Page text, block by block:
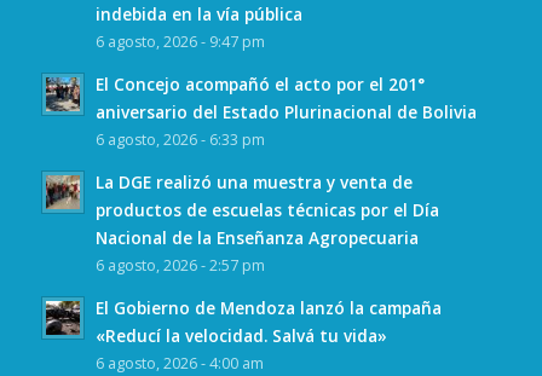
indebida en la vía pública
6 agosto, 2026 - 9:47 pm
El Concejo acompañó el acto por el 201°
aniversario del Estado Plurinacional de Bolivia
6 agosto, 2026 - 6:33 pm
La DGE realizó una muestra y venta de
productos de escuelas técnicas por el Día
Nacional de la Enseñanza Agropecuaria
6 agosto, 2026 - 2:57 pm
El Gobierno de Mendoza lanzó la campaña
«Reducí la velocidad. Salvá tu vida»
6 agosto, 2026 - 4:00 am